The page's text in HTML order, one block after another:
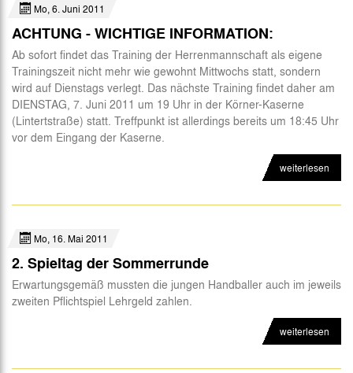
Mo, 6. Juni 2011
ACHTUNG - WICHTIGE INFORMATION:
Ab sofort findet das Training der Herrenmannschaft als eigene
Trainingszeit nicht mehr wie gewohnt Mittwochs statt, sondern
wird auf Dienstags verlegt. Das nächste Training findet daher am
DIENSTAG, 7. Juni 2011 um 19 Uhr in der Körner-Kaserne
(Lintertstraße) statt. Treffpunkt ist allerdings bereits um 18:45 Uhr
vor dem Eingang der Kaserne.
weiterlesen
Mo, 16. Mai 2011
2. Spieltag der Sommerrunde
Erwartungsgemäß mussten die jungen Handballer auch im jeweils
zweiten Pflichtspiel Lehrgeld zahlen.
weiterlesen